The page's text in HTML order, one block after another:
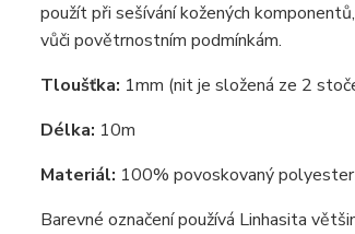
použít při sešívání kožených
vůči povětrnostním podmínkám.
Tloušťka: 1mm (nit je složená ze 2
Délka: 10m
Materiál: 100% povoskovaný polyester
Barevné označení používá Linhasita